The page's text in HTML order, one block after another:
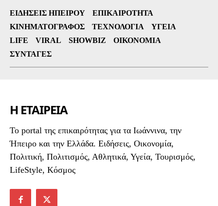
ΕΙΔΉΣΕΙΣ ΗΠΕΊΡΟΥ
ΕΠΙΚΑΙΡΌΤΗΤΑ
ΚΙΝΗΜΑΤΟΓΡΆΦΟΣ
ΤΕΧΝΟΛΟΓΊΑ
ΥΓΕΊΑ
LIFE
VIRAL SHOWBIZ
ΟΙΚΟΝΟΜΊΑ
ΣΥΝΤΑΓΈΣ
Η ΕΤΑΙΡΕΙΑ
To portal της επικαιρότητας για τα Ιωάννινα, την
Ήπειρο και την Ελλάδα. Ειδήσεις, Οικονομία,
Πολιτική, Πολιτισμός, Αθλητικά, Υγεία, Τουρισμός,
LifeStyle, Κόσμος